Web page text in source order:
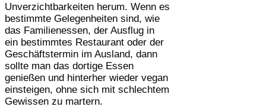
Unverzichtbarkeiten herum. Wenn es
bestimmte Gelegenheiten sind, wie
das Familienessen, der Ausflug in
ein bestimmtes Restaurant oder der
Geschäftstermin im Ausland, dann
sollte man das dortige Essen
genießen und hinterher wieder vegan
einsteigen, ohne sich mit schlechtem
Gewissen zu martern.